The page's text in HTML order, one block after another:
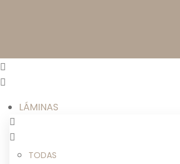
LÁMINAS
TODAS